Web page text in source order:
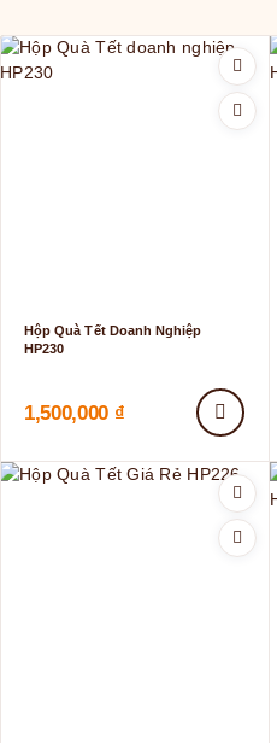
Hộp Quà Tết Doanh Nghiệp
HP230
1,500,000 ₫